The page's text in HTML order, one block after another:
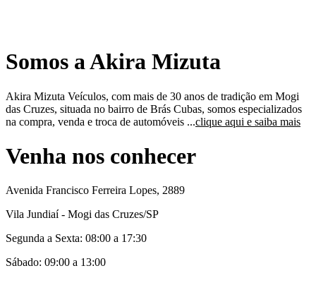
Somos a Akira Mizuta
Akira Mizuta Veículos, com mais de 30 anos de tradição em Mogi
das Cruzes, situada no bairro de Brás Cubas, somos especializados
na compra, venda e troca de automóveis ...clique aqui e saiba mais
Venha nos conhecer
Avenida Francisco Ferreira Lopes, 2889
Vila Jundiaí - Mogi das Cruzes/SP
Segunda a Sexta: 08:00 a 17:30
Sábado: 09:00 a 13:00